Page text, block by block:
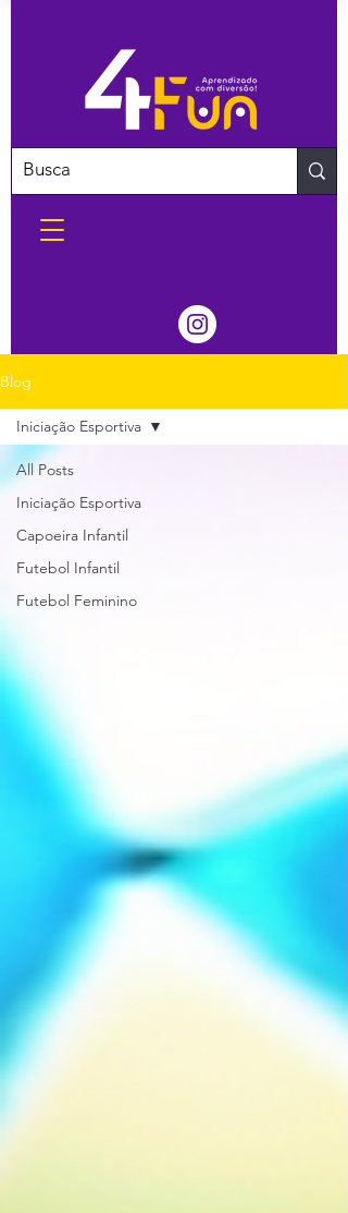
Blog
All Posts
Iniciação Esportiva
Capoeira Infantil
Futebol Infantil
Futebol Feminino
Iniciação Esportiva